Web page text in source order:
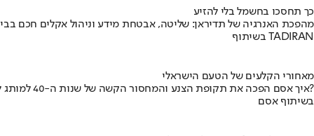
כך תחסכו בחשמל בלי להזיע
מהפכת האנרגיה של תדיראן: שליטה, אבטחת מידע וניהול אקלים חכם
בשיתוף TADIRAN
מאחורי הקלעים של הטעם הישראלי
איך אסם הפכה את תקופת הצנע והמחסור הקשה של שנות ה-40 למותג לאומי?
בשיתוף אסם